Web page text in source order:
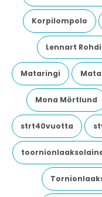
Korpilompolo
Lennart
Mataringi
Mona Mörtlund
strt40vuotta